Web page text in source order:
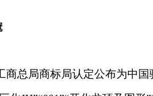
总局商标局认定公布为中国